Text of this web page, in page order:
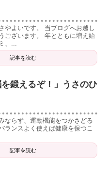
やよいです。 当ブログへお越し
ございます。 年とともに増え始
、...
記事を読む
を鍛えるぞ！」うさのひ
ならず、運動機能をつかさどる
ランスよく使えば健康を保つこ
記事を読む